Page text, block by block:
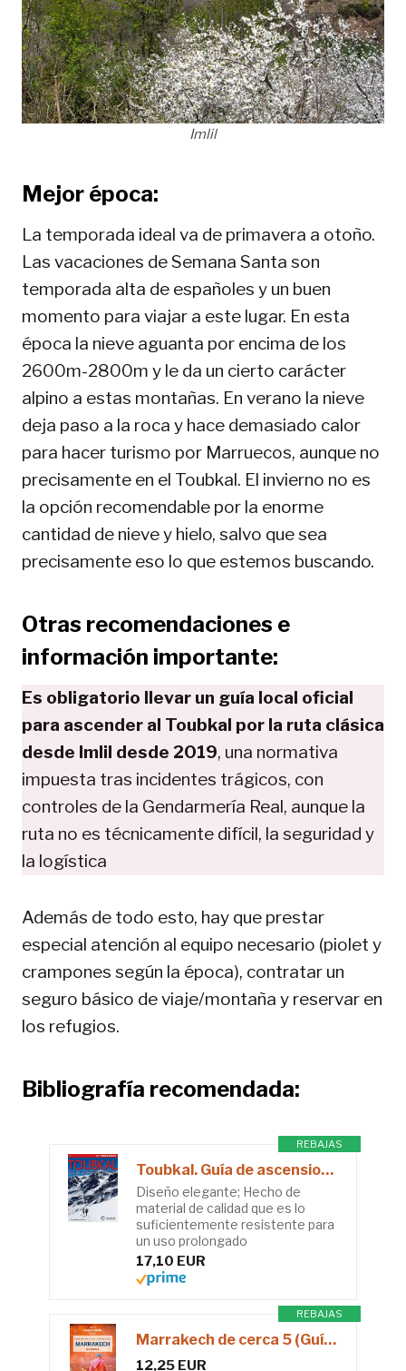
Imlil
Mejor época:
La temporada ideal va de primavera a otoño.
Las vacaciones de Semana Santa son
temporada alta de españoles y un buen
momento para viajar a este lugar. En esta
época la nieve aguanta por encima de los
2600m-2800m y le da un cierto carácter
alpino a estas montañas. En verano la nieve
deja paso a la roca y hace demasiado calor
para hacer turismo por Marruecos, aunque no
precisamente en el Toubkal. El invierno no es
la opción recomendable por la enorme
cantidad de nieve y hielo, salvo que sea
precisamente eso lo que estemos buscando.
Otras recomendaciones e
información importante:
Es obligatorio llevar un guía local oficial
para ascender al Toubkal por la ruta clásica
desde Imlil desde 2019, una normativa
impuesta tras incidentes trágicos, con
controles de la Gendarmería Real, aunque la
ruta no es técnicamente difícil, la seguridad y
la logística
Además de todo esto, hay que prestar
especial atención al equipo necesario (piolet y
crampones según la época), contratar un
seguro básico de viaje/montaña y reservar en
los refugios.
Bibliografía recomendada:
REBAJAS
Toubkal. Guía de ascensiones y escaladas: guía de ascensiones y escaladas (Guías montañeras)
Diseño elegante; Hecho de
material de calidad que es lo
suficientemente resistente para
un uso prolongado
17,10 EUR
REBAJAS
Marrakech de cerca 5 (Guías De cerca Lonely Planet)
12,25 EUR